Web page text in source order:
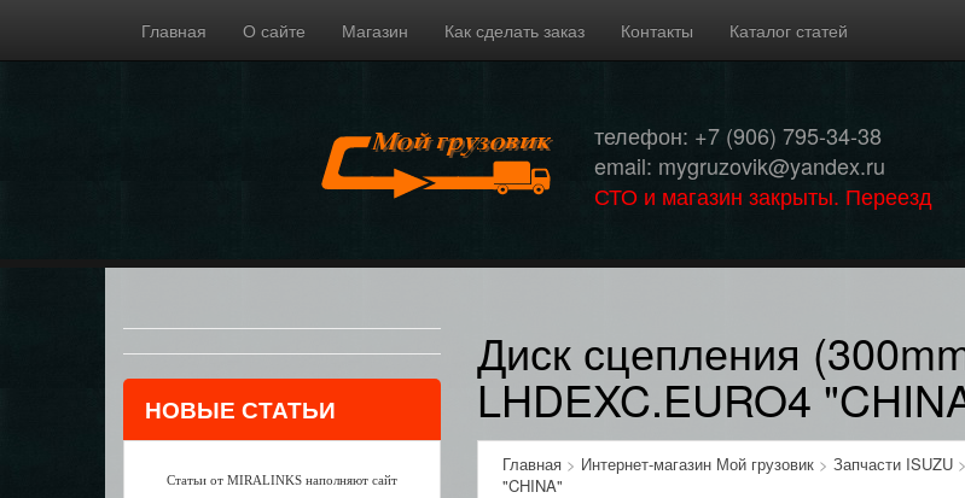
Главная О сайте Магазин Как сделать заказ Контакты Каталог статей
телефон: +7 (906) 795-34-38
email: mygruzovik@yandex.ru
СТО и магазин закрыты. Переезд
Диск сцепления
LHDEXC.EURO4
Главная> Интернет-магазин Мой грузовик> Запчасти ISUZU>
"CHINA"
НОВЫЕ СТАТЬИ
Статьи от MIRALINKS наполняют сайт